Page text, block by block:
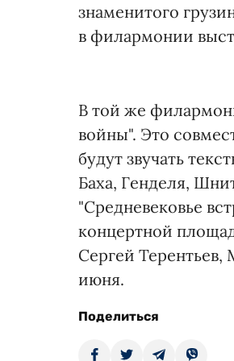
знаменитого
в филармонии
В той же
войны". Это
будут звучать
Баха, Генделя,
"Средневековье
концертной
Сергей Терентьев,
июня.
Поделиться